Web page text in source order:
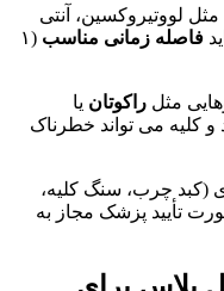
لووتیروکسین، آنتی
فاصله زمانی مناسب
(۱
مثل راکوتان یا
و کلیه می تواند خطرناک
ای (کبد چرب، سنگ کلیه،
تأیید پزشک مجاز به